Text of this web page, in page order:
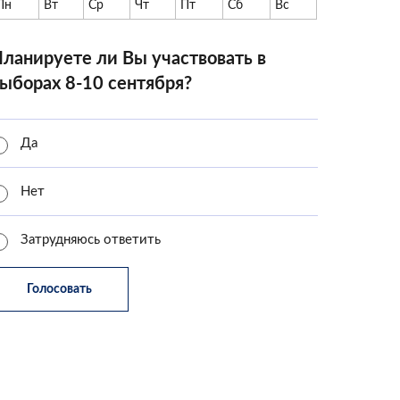
Вт Ср Чт Пт Сб Вс
ли Вы участвовать в
8-10 сентября?
Да
Нет
Затрудняюсь ответить